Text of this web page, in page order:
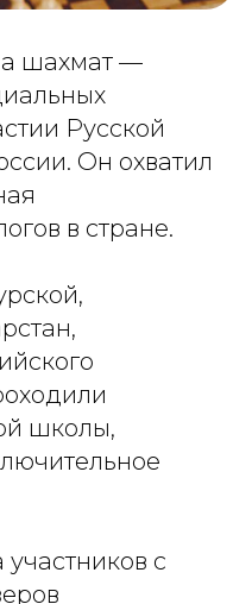
шахмат —
Русской
Он охватил
в стране.
школы,
с